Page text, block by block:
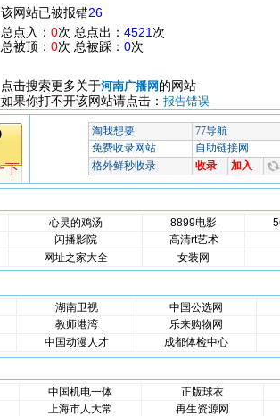
该网站已被报错26
总点入： 0次 总点出： 4521 次
总被顶： 0次 总被踩： 0次
点击搜索更多关于河南广播网 的网站
如果你打不开该网站请点击： 报告错误
心灵的鸡汤 8899电影
闪播影院
高清rt艺术
网址之家大全 女装网
湖南卫视
中国公选网
教师港湾
乐来购物网
中国动漫人才 成都体检中心
中国机电一体
正版球衣
上海市人大常
再生资源网